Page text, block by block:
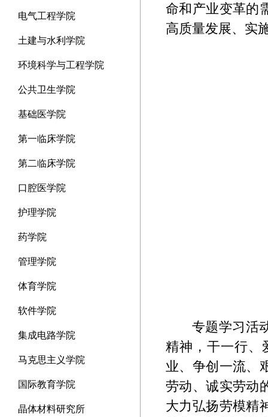
电气工程学院
土建与水利学院
环境科学与工程学院
公共卫生学院
基础医学院
第一临床学院
第二临床学院
口腔医学院
护理学院
药学院
管理学院
体育学院
软件学院
集成电路学院
马克思主义学院
国际教育学院
晶体材料研究所
命和产业变革的
高质量发展、实
专题学习活
精神，干一行、
业、争创一流、
劳动、诚实劳动
大力弘扬劳模精